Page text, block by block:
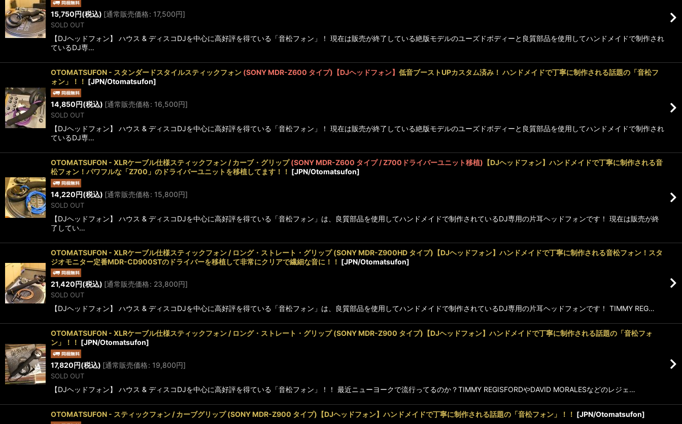
15,750円(税込) [通常販売価格: 17,500円]
SOLD OUT
【DJヘッドフォン】 ハウス & ディスコDJを中心に高好評を得ている「音松フォン」！ 現在は販売が終了している絶版モデルのユーズドボディーと良質部品を使用してハンドメイドで制作され
ているDJ専…
OTOMATSUFON - スタンダードスタイルスティックフォン (SONY MDR-Z600 タイプ)【DJヘッドフォン】 低音ブーストUPカスタム済み！ ハンドメイドで丁寧に制作される話題の「音松フ
ォン」！！ [JPN/Otomatsufon]
14,850円(税込) [通常販売価格: 16,500円]
SOLD OUT
【DJヘッドフォン】 ハウス & ディスコDJを中心に高好評を得ている「音松フォン」！ 現在は販売が終了している絶版モデルのユーズドボディーと良質部品を使用してハンドメイドで制作され
ているDJ専…
OTOMATSUFON - XLRケーブル仕様スティックフォン / カーブ・グリップ(SONY MDR-Z600 タイプ / Z700ドライバーユニット移植) 【DJヘッドフォン】ハンドメイドで丁寧に制作される音
松フォン！パワフルな「Z700」のドライバーユニットを移植してます！！ [JPN/Otomatsufon]
14,220円(税込) [通常販売価格: 15,800円]
SOLD OUT
【DJヘッドフォン】 ハウス & ディスコDJを中心に高好評を得ている「音松フォン」は、良質部品を使用してハンドメイドで制作されているDJ専用の片耳ヘッドフォンです！ 現在は販売が終
了してい…
OTOMATSUFON - XLRケーブル仕様スティックフォン / ロング・ストレート・グリップ (SONY MDR-Z900HD タイプ)【DJヘッドフォン】ハンドメイドで丁寧に制作される音松フォン！スタ
ジオモニター定番MDR-CD900STのドライバーを移植して非常にクリアで繊細な音に！！ [JPN/Otomatsufon]
21,420円(税込) [通常販売価格: 23,800円]
SOLD OUT
【DJヘッドフォン】 ハウス & ディスコDJを中心に高好評を得ている「音松フォン」は、良質部品を使用してハンドメイドで制作されているDJ専用の片耳ヘッドフォンです！ TIMMY REG…
OTOMATSUFON - XLRケーブル仕様スティックフォン / ロング・ストレート・グリップ (SONY MDR-Z900 タイプ)【DJヘッドフォン】ハンドメイドで丁寧に制作される話題の「音松フォ
ン」！！ [JPN/Otomatsufon]
17,820円(税込) [通常販売価格: 19,800円]
SOLD OUT
【DJヘッドフォン】 ハウス & ディスコDJを中心に高好評を得ている「音松フォン」！！ 最近ニューヨークで流行ってるのか？TIMMY REGISFORDやDAVID MORALESなどのレジェ…
OTOMATSUFON - スティックフォン / カーブグリップ (SONY MDR-Z900 タイプ)【DJヘッドフォン】ハンドメイドで丁寧に制作される話題の「音松フォン」！！ [JPN/Otomatsufon]